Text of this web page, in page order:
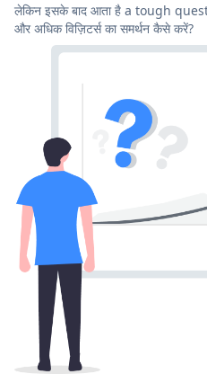
लेकिन इसके बाद आता है a tough
और अधिक विज़िटर्स का समर्थन कैसे करें?